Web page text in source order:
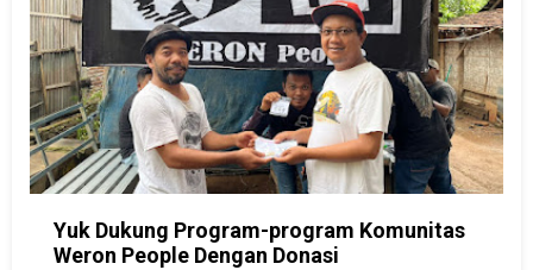
Yuk Dukung Program-program Komunitas
Weron People Dengan Donasi